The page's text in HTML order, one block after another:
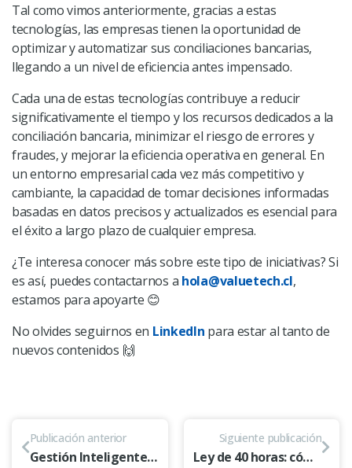
Tal como vimos anteriormente, gracias a estas
tecnologías, las empresas tienen la oportunidad de
optimizar y automatizar sus conciliaciones bancarias,
llegando a un nivel de eficiencia antes impensado.
Cada una de estas tecnologías contribuye a reducir
significativamente el tiempo y los recursos dedicados a la
conciliación bancaria, minimizar el riesgo de errores y
fraudes, y mejorar la eficiencia operativa en general. En
un entorno empresarial cada vez más competitivo y
cambiante, la capacidad de tomar decisiones informadas
basadas en datos precisos y actualizados es esencial para
el éxito a largo plazo de cualquier empresa.
¿Te interesa conocer más sobre este tipo de iniciativas? Si
es así, puedes contactarnos a hola@valuetech.cl,
estamos para apoyarte 😊
No olvides seguirnos en LinkedIn para estar al tanto de
nuevos contenidos 🙌
Publicación anterior
Gestión Inteligente de Documentos con IA: súmate a esta revolución ⬇️
Siguiente publicación
Ley de 40 horas: cómo la tecnología (especialmente la IA) puede facilitar su implementación